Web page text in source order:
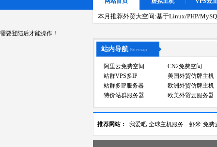
本月推荐外贸大空间:基于Linux/PHP/
需要登陆后才能操作！
站内导航 Sitemap
阿里云免费空间
CN2免费空间
站群VPS多IP
美国外贸仿牌主机
站群多IP服务器
欧洲外贸仿牌主机
特价站群服务器
欧美外贸云服务器
推荐网站： 我爱吧-全球主机服务 虾米-免费